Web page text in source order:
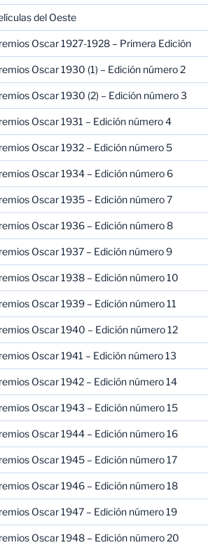
del Oeste
Oscar 1927-1928 – Primera Edición
Oscar 1930 (1) – Edición número 2
Oscar 1930 (2) – Edición número 3
Oscar 1931 – Edición número 4
Oscar 1932 – Edición número 5
Oscar 1934 – Edición número 6
Oscar 1935 – Edición número 7
Oscar 1936 – Edición número 8
Oscar 1937 – Edición número 9
Oscar 1938 – Edición número 10
Oscar 1939 – Edición número 11
Oscar 1940 – Edición número 12
Oscar 1941 – Edición número 13
Oscar 1942 – Edición número 14
Oscar 1943 – Edición número 15
Oscar 1944 – Edición número 16
Oscar 1945 – Edición número 17
Oscar 1946 – Edición número 18
Oscar 1947 – Edición número 19
Oscar 1948 – Edición número 20